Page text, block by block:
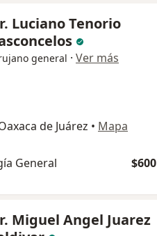
Luciano Tenorio
general · Ver más
de Juárez • Mapa
General $600
Miguel Angel Juarez